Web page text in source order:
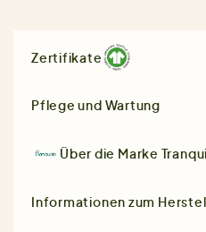
Zertifikate
Pflege und Wartung
Über die Marke
Informationen zum